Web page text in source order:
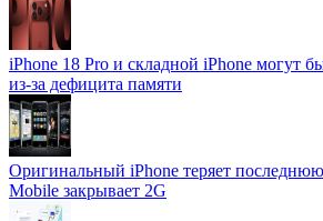
iPhone 18 Pro и складной iPhone могут
из-за дефицита памяти
Оригинальный iPhone теряет
Mobile закрывает 2G